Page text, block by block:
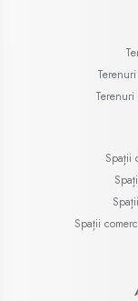
Spații
Spații